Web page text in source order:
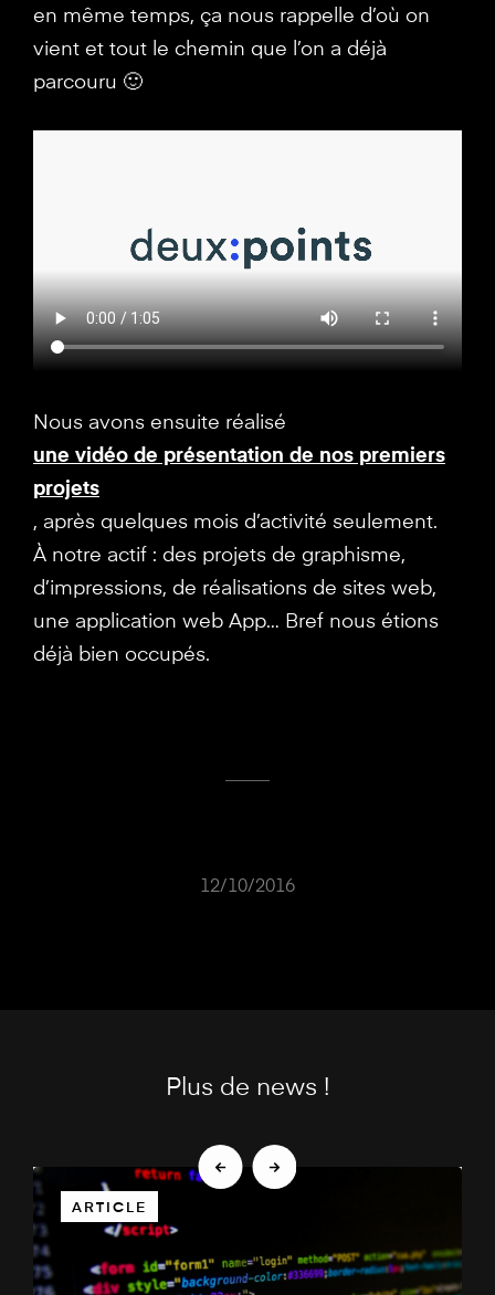
en même temps, ça nous rappelle d’où on
vient et tout le chemin que l’on a déjà
parcouru 🙂
Nous avons ensuite réalisé
une vidéo de présentation de nos premiers
projets
, après quelques mois d’activité seulement.
À notre actif : des projets de graphisme,
d’impressions, de réalisations de sites web,
une application web App… Bref nous étions
déjà bien occupés.
12/10/2016
Plus de news !
ARTICLE